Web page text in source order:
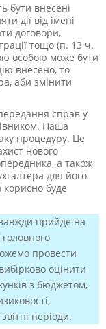
бути внесені
дії від імені
договори,
тощо (п. 13 ч.
особою може бути
внесено, то
аби змінити
справ у
Наша
процедуру. Це
нового
а також
для його
корисно буде
прийде на
головного
провести
оцінити
з бюджетом,
періоди.